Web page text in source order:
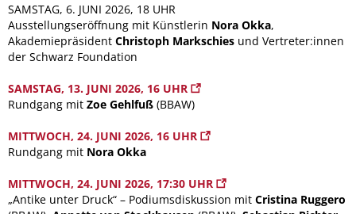
SAMSTAG, 6. JUNI 2026, 18 UHR
Ausstellungseröffnung mit Künstlerin Nora Okka,
Akademiepräsident Christoph Markschies und Vertreter:innen
der Schwarz Foundation
SAMSTAG, 13. JUNI 2026, 16 UHR
Rundgang mit Zoe Gehlfuß (BBAW)
MITTWOCH, 24. JUNI 2026, 16 UHR
Rundgang mit Nora Okka
MITTWOCH, 24. JUNI 2026, 17:30 UHR
„Antike unter Druck“ – Podiumsdiskussion mit Cristina Ruggero